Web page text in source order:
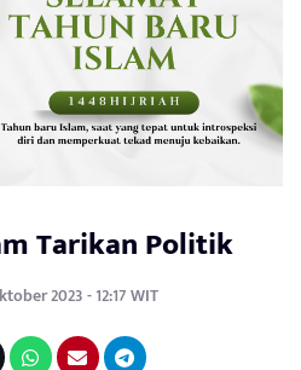
Tarikan Politik
2023 - 12:17 WIT